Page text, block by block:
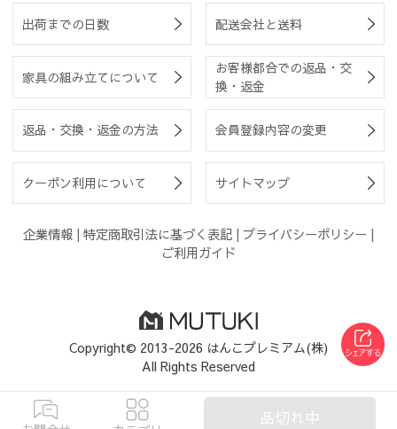
出荷までの日数 配送会社と送料
家具の組み立てについて
お客様都合での返品・交
換・返金
返品・交換・返金の方法 会員登録内容の変更
クーポン利用について サイトマップ
企業情報 | 特定商取引法に基づく表記 | プライバシーポリシー |
ご利用ガイド
Copyright© 2013-2026 はんこプレミアム(株)
All Rights Reserved
品切れ中